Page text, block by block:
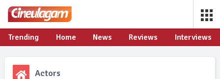
Trending Home News Reviews Interviews
Actors